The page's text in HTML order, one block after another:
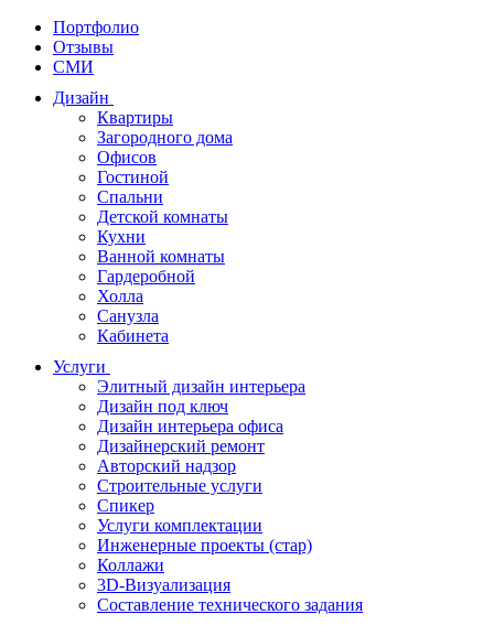
Портфолио
Отзывы
СМИ
Дизайн
Квартиры
Загородного дома
Офисов
Гостиной
Спальни
Детской комнаты
Кухни
Ванной комнаты
Гардеробной
Холла
Санузла
Кабинета
Услуги
Элитный дизайн интерьера
Дизайн под ключ
Дизайн интерьера офиса
Дизайнерский ремонт
Авторский надзор
Строительные услуги
Спикер
Услуги комплектации
Инженерные проекты (стар)
Коллажи
3D-Визуализация
Составление технического задания